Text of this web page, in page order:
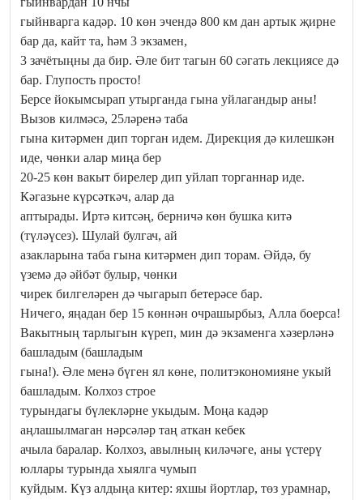
гыйнварга кадәр. 10 көн эчендә 800 км дан артык җирне
бар да, кайт та, һәм 3 экзамен,
3 зачётыңны да бир. Әле бит тагын 60 сәгать лекциясе дә
бар. Глупость просто!
Берсе йокымсырап утырганда гына уйлагандыр аны!
Вызов килмәсә, 25ләренә таба
гына китәрмен дип торган идем. Дирекция дә килешкән
иде, чөнки алар миңа бер
20-25 көн вакыт бирелер дип уйлап торганнар иде.
Кәгазьне күрсәткәч, алар да
аптырады. Иртә китсәң, берничә көн бушка китә
(түләүсез). Шулай булгач, ай
азакларына таба гына китәрмен дип торам. Әйдә, бу
үземә дә әйбәт булыр, чөнки
чирек билгеләрен дә чыгарып бетерәсе бар.
Ничего, яңадан бер 15 көннән очрашырбыз, Алла боерса!
Вакытның тарлыгын күреп, мин дә экзаменга хәзерләнә
башладым (башладым
гына!). Әле менә бүген ял көне, политэкономияне укый
башладым. Колхоз строе
турындагы бүлекләрне укыдым. Моңа кадәр
аңлашылмаган нәрсәләр таң аткан кебек
ачыла баралар. Колхоз, авылның киләчәге, аны үстерү
юллары турында хыялга чумып
куйдым. Күз алдыңа китер: яхшы йортлар, төз урамнар,